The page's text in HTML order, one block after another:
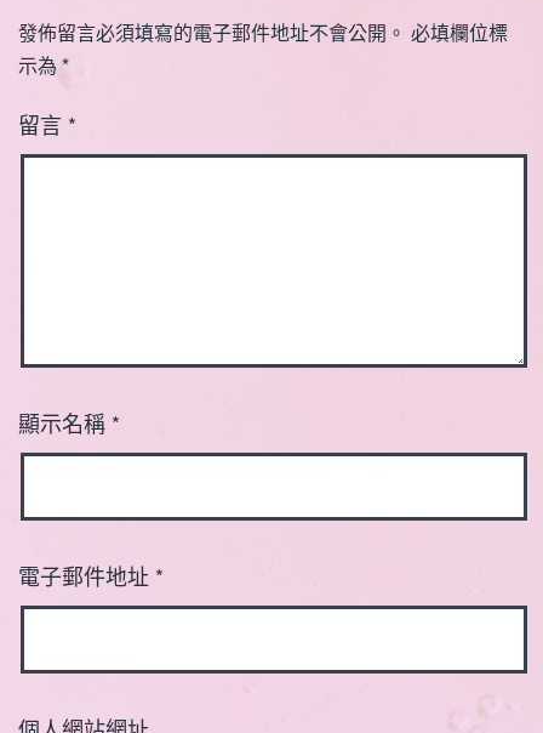
發佈留言必須填寫的電子郵件地址不會公開。 必填欄位標
示為 *
留言 *
顯示名稱 *
電子郵件地址 *